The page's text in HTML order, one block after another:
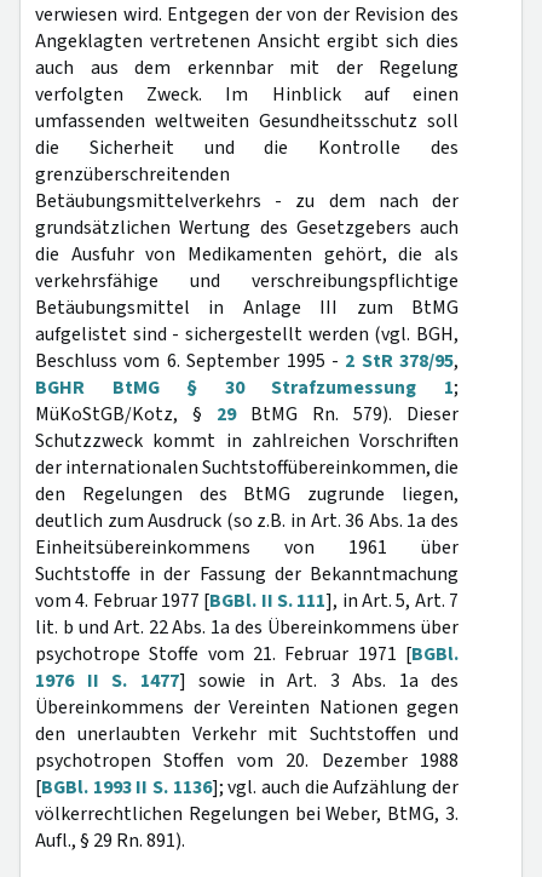
verwiesen wird. Entgegen der von der Revision des
Angeklagten vertretenen Ansicht ergibt sich dies
auch aus dem erkennbar mit der Regelung
verfolgten Zweck. Im Hinblick auf einen
umfassenden weltweiten Gesundheitsschutz soll
die Sicherheit und die Kontrolle des
grenzüberschreitenden
Betäubungsmittelverkehrs - zu dem nach der
grundsätzlichen Wertung des Gesetzgebers auch
die Ausfuhr von Medikamenten gehört, die als
verkehrsfähige und verschreibungspflichtige
Betäubungsmittel in Anlage III zum BtMG
aufgelistet sind - sichergestellt werden (vgl. BGH,
Beschluss vom 6. September 1995 - 2 StR 378/95,
BGHR BtMG § 30 Strafzumessung 1;
MüKoStGB/Kotz, § 29BtMG Rn. 579). Dieser
Schutzzweck kommt in zahlreichen Vorschriften
der internationalen Suchtstoffübereinkommen, die
den Regelungen des BtMG zugrunde liegen,
deutlich zum Ausdruck (so z.B. in Art. 36 Abs. 1a des
Einheitsübereinkommens von 1961 über
Suchtstoffe in der Fassung der Bekanntmachung
vom 4. Februar 1977 [BGBl. II S. 111], in Art. 5, Art. 7
lit. b und Art. 22 Abs. 1a des Übereinkommens über
psychotrope Stoffe vom 21. Februar 1971 [BGBl.
1976 II S. 1477] sowie in Art. 3 Abs. 1a des
Übereinkommens der Vereinten Nationen gegen
den unerlaubten Verkehr mit Suchtstoffen und
psychotropen Stoffen vom 20. Dezember 1988
[BGBl. 1993 II S. 1136]; vgl. auch die Aufzählung der
völkerrechtlichen Regelungen bei Weber, BtMG, 3.
Aufl., § 29 Rn. 891).